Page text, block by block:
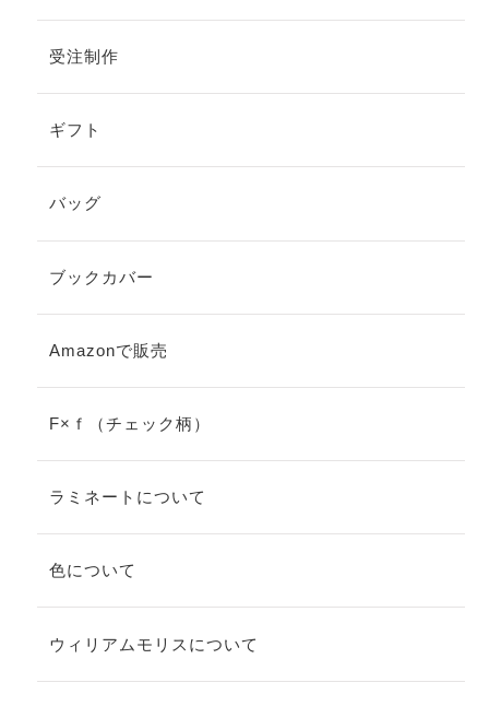
受注制作
ギフト
バッグ
ブックカバー
Amazonで販売
F×ｆ（チェック柄）
ラミネートについて
色について
ウィリアムモリスについて